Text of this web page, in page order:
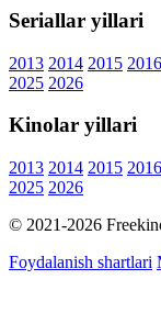
Seriallar yillari
2013 2014 2015 2016
2025 2026
Kinolar yillari
2013 2014 2015 2016
2025 2026
© 2021-2026
Foydalanish shartlari